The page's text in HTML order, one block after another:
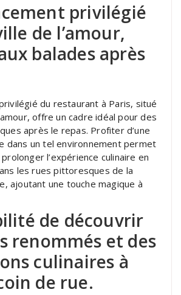
privilégié
de l’amour,
balades après
du restaurant à Paris, situé
offre un cadre idéal pour des
après le repas. Profiter d’une
dans un tel environnement permet
l’expérience culinaire en
les rues pittoresques de la
ajoutant une touche magique à
de découvrir
renommés et des
culinaires à
de rue.